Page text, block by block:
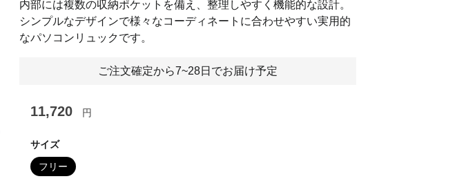
slide
内部には複数の収納ポケットを備え、整理しやすく機能的な設計。
シンプルなデザインで様々なコーディネートに合わせやすい実用的
なパソコンリュックです。
ご注文確定から7~28日でお届け予定
11,720 円
サイズ
フリー